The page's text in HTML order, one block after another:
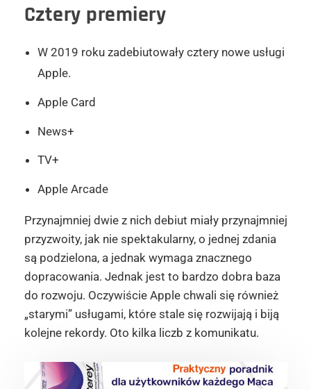
Cztery premiery
W 2019 roku zadebiutowały cztery nowe usługi
Apple.
Apple Card
News+
TV+
Apple Arcade
Przynajmniej dwie z nich debiut miały przynajmniej
przyzwoity, jak nie spektakularny, o jednej zdania
są podzielona, a jednak wymaga znacznego
dopracowania. Jednak jest to bardzo dobra baza
do rozwoju. Oczywiście Apple chwali się również
„starymi” usługami, które stale się rozwijają i biją
kolejne rekordy. Oto kilka liczb z komunikatu.